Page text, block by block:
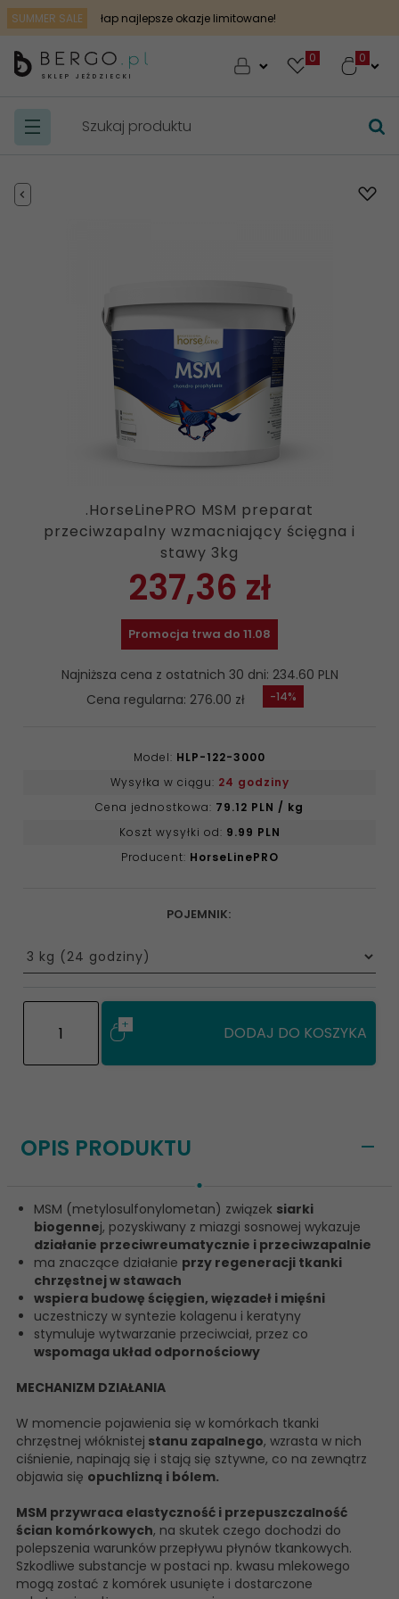
SUMMER SALE łap najlepsze okazje limitowane!
SKLEP JEŹDZIECKI
0
.HorseLinePRO MSM preparat
przeciwzapalny wzmacniający ścięgna i
stawy 3kg
-14%
237,36 zł
Promocja trwa do 11.08
Najniższa cena z ostatnich 30 dni: 234.60 PLN
Cena regularna: 276.00 zł
Model: HLP-122-3000
Wysyłka w ciągu: 24 godziny
Cena jednostkowa: 79.12 PLN / kg
Koszt wysyłki od: 9.99 PLN
Producent: HorseLinePRO
POJEMNIK:
options[8]
DODAJ DO KOSZYKA
OPIS PRODUKTU
MSM (metylosulfonylometan) związek siarki
biogennej, pozyskiwany z miazgi sosnowej wykazuje
działanie przeciwreumatycznie i przeciwzapalnie
ma znaczące działanie przy regeneracji tkanki
chrzęstnej w stawach
wspiera budowę ścięgien, więzadeł i mięśni
uczestniczy w syntezie kolagenu i keratyny
stymuluje wytwarzanie przeciwciał, przez co
wspomaga układ odpornościowy
MECHANIZM DZIAŁANIA
W momencie pojawienia się w komórkach tkanki
chrzęstnej włóknistej stanu zapalnego, wzrasta w nich
ciśnienie, napinają się i stają się sztywne, co na zewnątrz
objawia się opuchlizną i bólem.
MSM przywraca elastyczność i przepuszczalność
ścian komórkowych, na skutek czego dochodzi do
polepszenia warunków przepływu płynów tkankowych.
Szkodliwe substancje w postaci np. kwasu mlekowego
mogą zostać z komórek usunięte i dostarczone